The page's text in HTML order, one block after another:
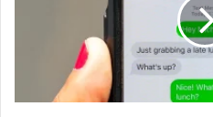
تحت تأثیر قرار داد